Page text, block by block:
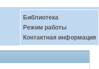
Библиотека
Режим работы
Контактная информация